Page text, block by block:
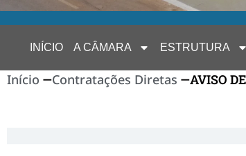
INÍCIO A CÂMARA ESTRUTURA
Início —Contratações Diretas —AVISO